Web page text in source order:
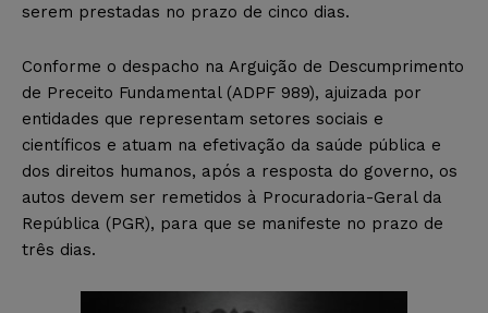
serem prestadas no prazo de cinco dias.
Conforme o despacho na Arguição de Descumprimento
de Preceito Fundamental (ADPF 989), ajuizada por
entidades que representam setores sociais e
científicos e atuam na efetivação da saúde pública e
dos direitos humanos, após a resposta do governo, os
autos devem ser remetidos à Procuradoria-Geral da
República (PGR), para que se manifeste no prazo de
três dias.